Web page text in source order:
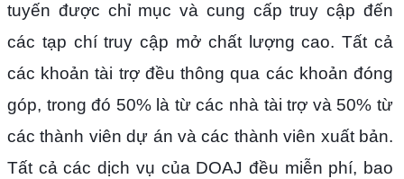
tuyến được chỉ mục và cung cấp truy cập đến
các tạp chí truy cập mở chất lượng cao. Tất cả
các khoản tài trợ đều thông qua các khoản đóng
góp, trong đó 50% là từ các nhà tài trợ và 50% từ
các thành viên dự án và các thành viên xuất bản.
Tất cả các dịch vụ của DOAJ đều miễn phí, bao